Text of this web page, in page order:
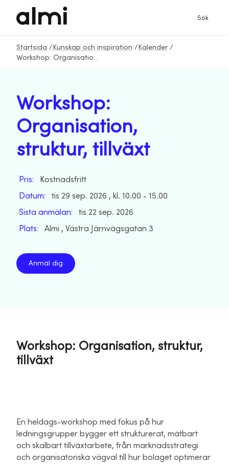
Sök
Startsida / Kunskap och inspiration / Kalender /
Workshop: Organisation, struktur, tillväxt
Workshop:
Organisation,
struktur, tillväxt
Pris:
Kostnadsfritt
Datum:
tis 29 sep. 2026 , kl. 10.00 - 15.00
Sista anmälan:
tis 22 sep. 2026
Plats:
Almi , Västra Järnvägsgatan 3
Anmäl dig
Workshop: Organisation, struktur,
tillväxt
En heldags-workshop med fokus på hur
ledningsgrupper bygger ett strukturerat, mätbart
och skalbart tillväxtarbete, från marknadsstrategi
och organisatoriska vägval till hur bolaget optimerar